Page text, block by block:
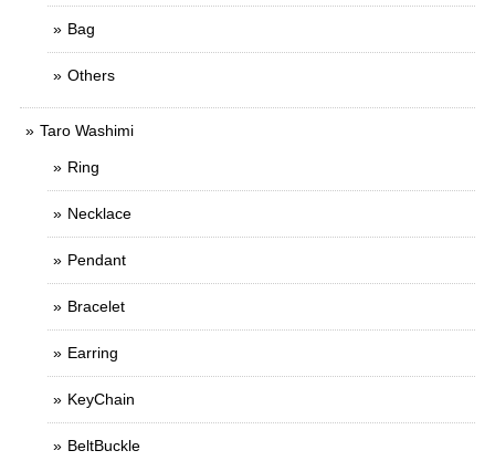
Bag
Others
Taro Washimi
Ring
Necklace
Pendant
Bracelet
Earring
KeyChain
BeltBuckle